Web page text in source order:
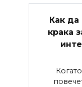
Как
крака